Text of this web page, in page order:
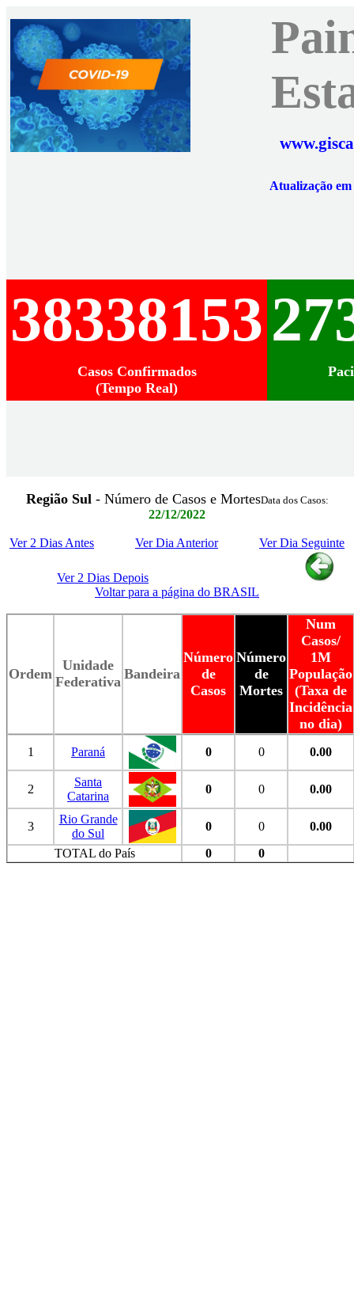
Atualização
38338153
Casos Confirmados
(Tempo Real)
Região Sul- Número de Casos e MortesData dos Casos:
22/12/2022
Ver 2 Dias Antes Ver Dia Anterior Ver Dia Seguinte
Ver 2 Dias Depois
Voltar para a página do BRASIL
Ordem
Unidade
Federativa Bandeira
Número
de
Casos
Número
de
Mortes
Num
Casos/
1M
População
(Taxa de
Incidência
no dia)
1 Paraná 0 0 0.00
2
Santa
Catarina
0 0 0.00
3
Rio Grande
do Sul
0 0
0.00
TOTAL do País
0 0